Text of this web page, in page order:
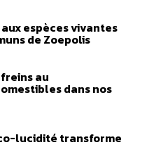
espèces vivantes
de Zoepolis
au
dans nos
lucidité transforme